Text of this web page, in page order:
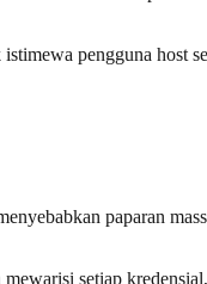
pengguna host
paparan
setiap